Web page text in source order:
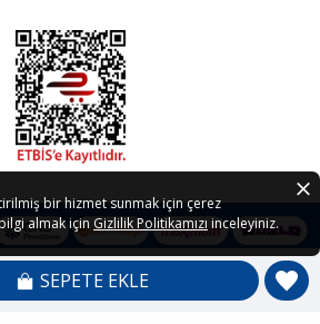
SEPETE EKLE
Petedor.com Tüm Hakları Saklıdır
bir hizmet sunmak için çerez
almak için Gizlilik Politikamızı inceleyiniz.